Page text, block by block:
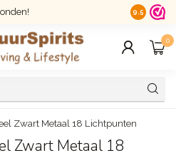
14 dagen
9.5
0
Zwart Metaal 18 Lichtpunten
Zwart Metaal 18